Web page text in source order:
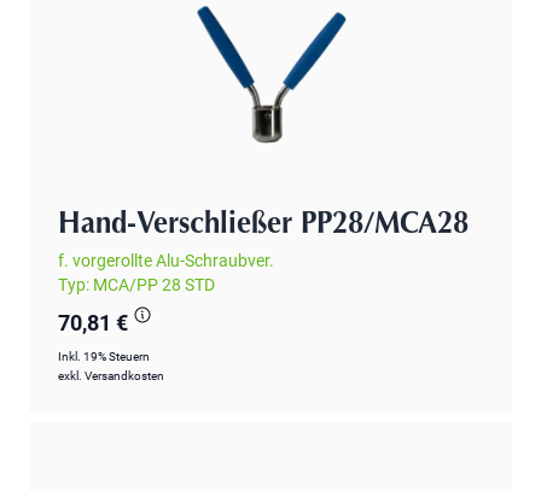
Hand-Verschließer PP28/MCA28
f. vorgerollte Alu-Schraubver.
Typ: MCA/PP 28 STD
70,81 €
Inkl. 19% Steuern
exkl. Versandkosten